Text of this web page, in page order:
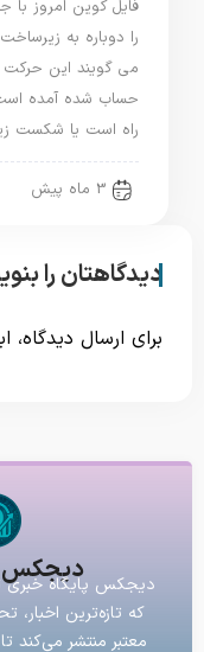
را دوباره به
می گویند این حرکت
راه است یا شکست زیر 1.575 چراغ قرمز را روشن می
3 ماه پیش
دیدگاهتان را
برای ارسال دیدگاه،
دیجکس |
دیجکس پایگاه خبری
که تازه‌ترین اخبار،
معتبر منتشر می‌کند تا